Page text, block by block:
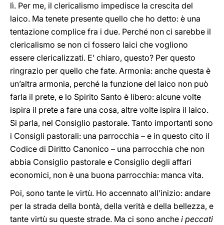
lì. Per me, il clericalismo impedisce la crescita del
laico. Ma tenete presente quello che ho detto: è una
tentazione complice fra i due. Perché non ci sarebbe il
clericalismo se non ci fossero laici che vogliono
essere clericalizzati. E’ chiaro, questo? Per questo
ringrazio per quello che fate. Armonia: anche questa è
un’altra armonia, perché la funzione del laico non può
farla il prete, e lo Spirito Santo è libero: alcune volte
ispira il prete a fare una cosa, altre volte ispira il laico.
Si parla, nel Consiglio pastorale. Tanto importanti sono
i Consigli pastorali: una parrocchia – e in questo cito il
Codice di Diritto Canonico – una parrocchia che non
abbia Consiglio pastorale e Consiglio degli affari
economici, non è una buona parrocchia: manca vita.
Poi, sono tante le virtù. Ho accennato all’inizio: andare
per la strada della bontà, della verità e della bellezza, e
tante virtù su queste strade. Ma ci sono anche i peccati